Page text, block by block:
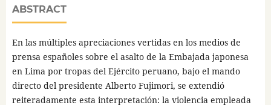
ABSTRACT
En las múltiples apreciaciones vertidas en los medios de
prensa españoles sobre el asalto de la Embajada japonesa
en Lima por tropas del Ejército peruano, bajo el mando
directo del presidente Alberto Fujimori, se extendió
reiteradamente esta interpretación: la violencia empleada